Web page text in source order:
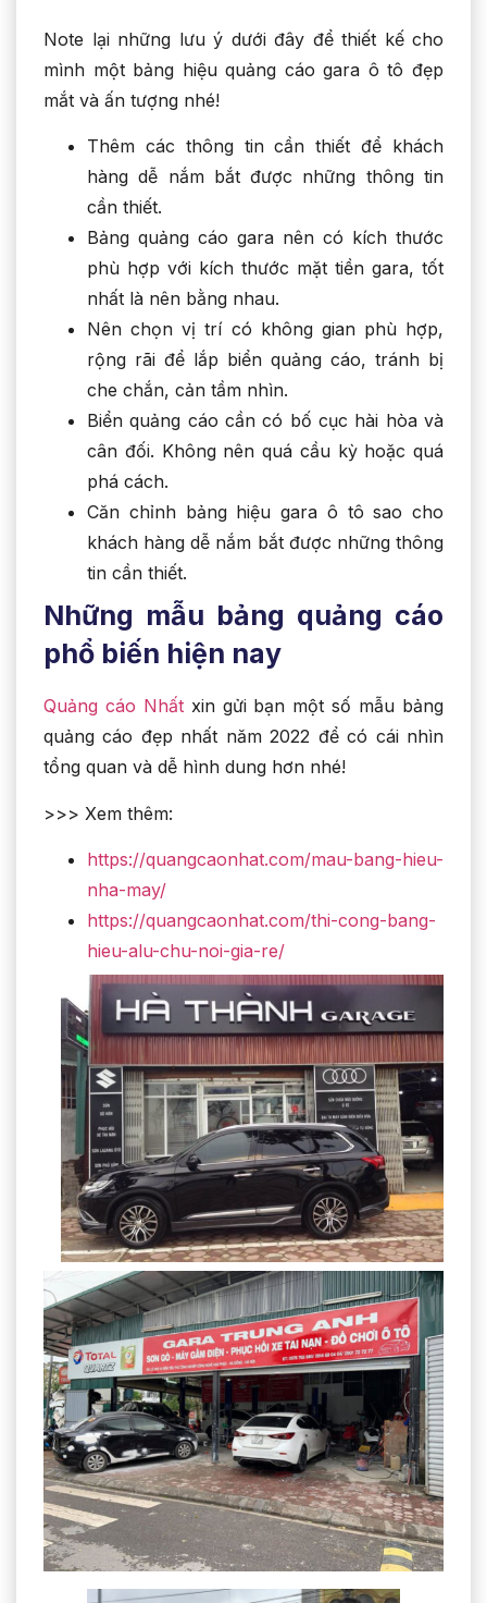
Note lại những lưu ý dưới đây để thiết kế cho
mình một bảng hiệu quảng cáo gara ô tô đẹp
mắt và ấn tượng nhé!
Thêm các thông tin cần thiết để khách
hàng dễ nắm bắt được những thông tin
cần thiết.
Bảng quảng cáo gara nên có kích thước
phù hợp với kích thước mặt tiền gara, tốt
nhất là nên bằng nhau.
Nên chọn vị trí có không gian phù hợp,
rộng rãi để lắp biển quảng cáo, tránh bị
che chắn, cản tầm nhìn.
Biển quảng cáo cần có bố cục hài hòa và
cân đối. Không nên quá cầu kỳ hoặc quá
phá cách.
Căn chỉnh bảng hiệu gara ô tô sao cho
khách hàng dễ nắm bắt được những thông
tin cần thiết.
Những mẫu bảng quảng cáo
phổ biến hiện nay
Quảng cáo Nhấtxin gửi bạn một số mẫu bảng
quảng cáo đẹp nhất năm 2022 để có cái nhìn
tổng quan và dễ hình dung hơn nhé!
>>> Xem thêm:
https://quangcaonhat.com/mau-bang-hieu-
nha-may/
https://quangcaonhat.com/thi-cong-bang-
hieu-alu-chu-noi-gia-re/